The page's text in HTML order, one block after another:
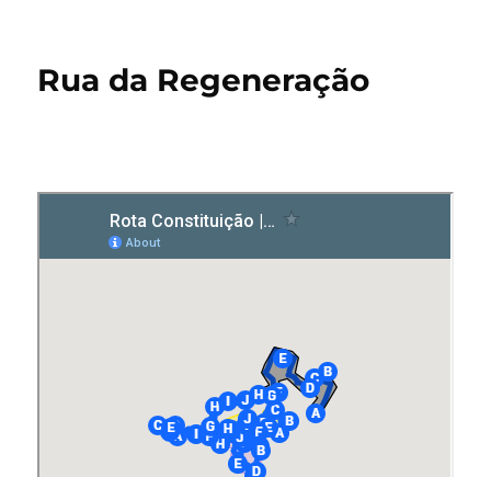
Rua da Regeneração